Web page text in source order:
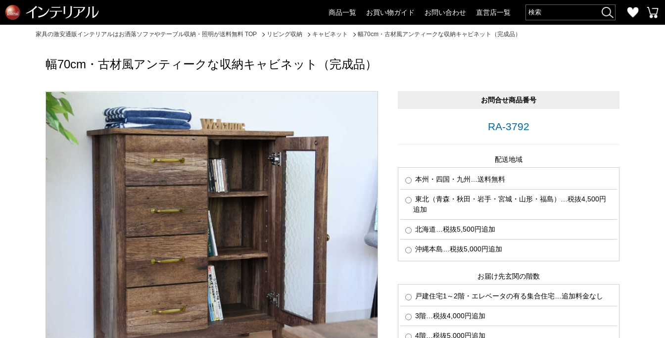
商品一覧 お買い物ガイド お問い合わせ 直営店一覧
家具の激安通販インテリアルはお洒落ソファやテーブル収納・照明が送料無料 TOP リビング収納 キャビネット 幅70cm・古材風アンティークな収納キャビネット（完成品）
幅70cm・古材風アンティークな収納キャビネット（完成品）
お問合せ商品番号
RA-3792
配送地域
本州・四国・九州…送料無料
東北（青森・秋田・岩手・宮城・山形・福島）…税抜4,500円
追加
北海道…税抜5,500円追加
沖縄本島…税抜5,000円追加
お届け先玄関の階数
戸建住宅1～2階・エレベータの有る集合住宅…追加料金なし
3階…税抜4,000円追加
4階…税抜5,000円追加